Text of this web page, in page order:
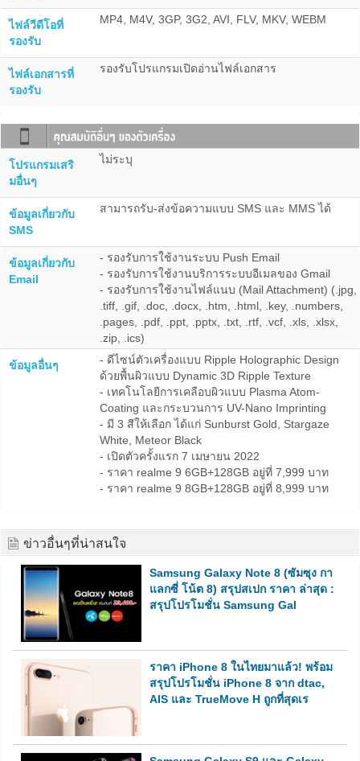
ไฟล์วีดีโอที่
รองรับ
MP4, M4V, 3GP, 3G2, AVI, FLV, MKV, WEBM
ไฟล์เอกสารที่
รองรับ
รองรับโปรแกรมเปิดอ่านไฟล์เอกสาร
โปรแกรมเสริ
มอื่นๆ
ไม่ระบุ
ข้อมูลเกี่ยวกับ
SMS
สามารถรับ-ส่งข้อความแบบ SMS และ MMS ได้
ข้อมูลเกี่ยวกับ
Email
- รองรับการใช้งานระบบ Push Email
- รองรับการใช้งานบริการระบบอีเมลของ Gmail
- รองรับการใช้งานไฟล์แนบ (Mail Attachment) (.jpg,
.tiff, .gif, .doc, .docx, .htm, .html, .key, .numbers,
.pages, .pdf, .ppt, .pptx, .txt, .rtf, .vcf, .xls, .xlsx,
.zip, .ics)
ข้อมูลอื่นๆ
- ดีไซน์ตัวเครื่องแบบ Ripple Holographic Design
ด้วยพื้นผิวแบบ Dynamic 3D Ripple Texture
- เทคโนโลยีการเคลือบผิวแบบ Plasma Atom-
Coating และกระบวนการ UV-Nano Imprinting
- มี 3 สีให้เลือก ได้แก่ Sunburst Gold, Stargaze
White, Meteor Black
- เปิดตัวครั้งแรก 7 เมษายน 2022
- ราคา realme 9 6GB+128GB อยู่ที่ 7,999 บาท
- ราคา realme 9 8GB+128GB อยู่ที่ 8,999 บาท
ข่าวอื่นๆที่น่าสนใจ
Samsung Galaxy Note 8 (ซัมซุง กา
แลกซี่ โน้ต 8) สรุปสเปก ราคา ล่าสุด :
สรุปโปรโมชั่น Samsung Gal
ราคา iPhone 8 ในไทยมาแล้ว! พร้อม
สรุปโปรโมชั่น iPhone 8 จาก dtac,
AIS และ TrueMove H ถูกที่สุดเร